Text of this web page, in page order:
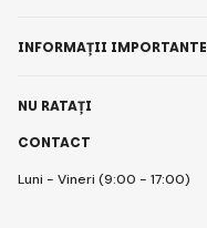
CONTACT
Luni - Vineri (9:00 - 17:00)
INFORMAȚII IMPORTANTE
NU RATAȚI